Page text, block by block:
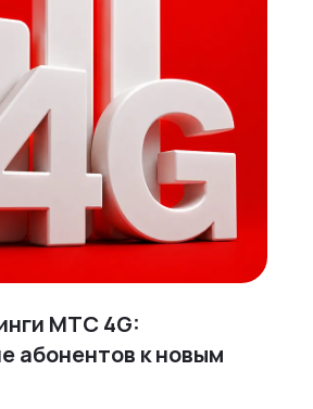
МТС 4G:
абонентов к новым